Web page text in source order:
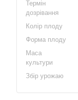
Термін
дозрівання
Колір плоду
Форма плоду
Маса
культури
Збір урожаю